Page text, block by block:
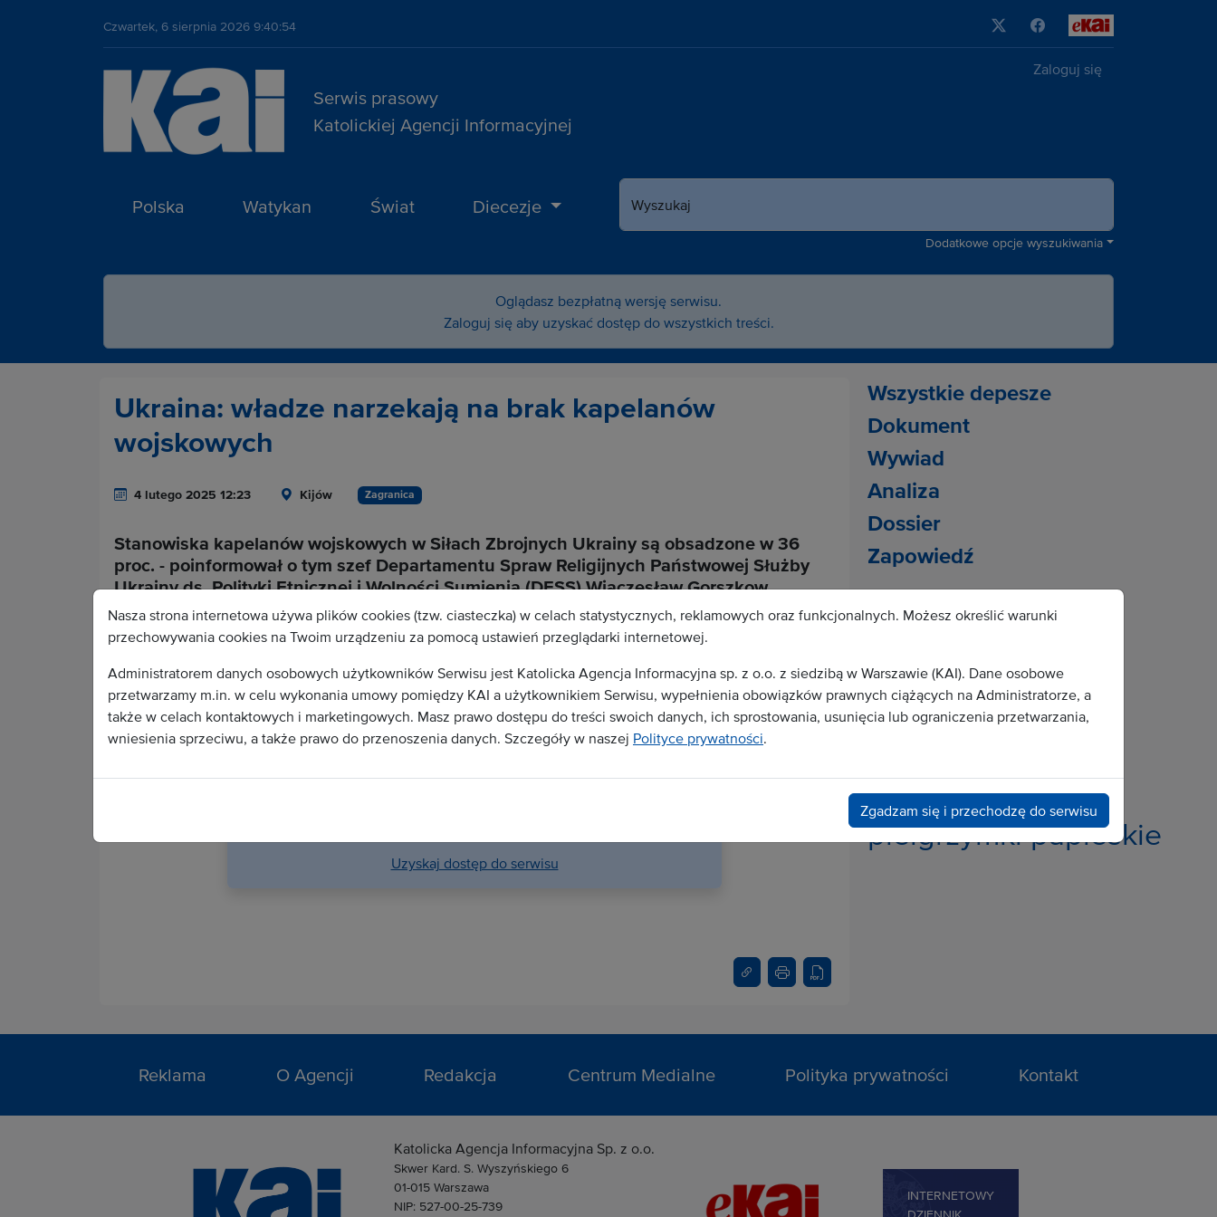
Czwartek, 6 sierpnia 2026 9:40:54
Serwis prasowy
Katolickiej Agencji Informacyjnej
Zaloguj się
Polska Watykan Świat Diecezje Wyszukaj
Dodatkowe opcje wyszukiwania
Oglądasz bezpłatną wersję serwisu.
Zaloguj się aby uzyskać dostęp do wszystkich treści.
Ukraina: władze narzekają na brak kapelanów
wojskowych
4 lutego 2025 12:23 Kijów Zagranica
Stanowiska kapelanów wojskowych w Siłach Zbrojnych Ukrainy są obsadzone w 36
proc. - poinformował o tym szef Departamentu Spraw Religijnych Państwowej Służby
Ukrainy ds. Polityki Etnicznej i Wolności Sumienia (DESS) Wiaczesław Gorszkow
podczas konferencji prasowej „Ramy regulacyjne kapelaństwa i porozumienia
międzywyznaniowego we współczesnej Ukrainie”, donosi agencja Ukrinform.
Cała treść depeszy dostępna jest dla zalogowanych użytkowników.
Warunki abonamentu
Aby stać się odbiorcą Serwisu należy podpisać stosowną umowę z
Uzyskaj dostęp do serwisu
Wszystkie depesze
Dokument
Wywiad
Analiza
Dossier
Zapowiedź
Popularne tematy:
bracia Senat Adwent
alkoholizmradio katolickie
świętoreligiaprawo
pielgrzymki papieskie
Nasza strona internetowa używa plików cookies (tzw. ciasteczka) w celach statystycznych, reklamowych oraz funkcjonalnych. Możesz określić warunki
przechowywania cookies na Twoim urządzeniu za pomocą ustawień przeglądarki internetowej.
Administratorem danych osobowych użytkowników Serwisu jest Katolicka Agencja Informacyjna sp. z o.o. z siedzibą w Warszawie (KAI). Dane osobowe
przetwarzamy m.in. w celu wykonania umowy pomiędzy KAI a użytkownikiem Serwisu, wypełnienia obowiązków prawnych ciążących na Administratorze, a
także w celach kontaktowych i marketingowych. Masz prawo dostępu do treści swoich danych, ich sprostowania, usunięcia lub ograniczenia przetwarzania,
wniesienia sprzeciwu, a także prawo do przenoszenia danych. Szczegóły w naszej Polityce prywatności
Zgadzam się i przechodzę do serwisu
Reklama O Agencji Redakcja Centrum Medialne Polityka prywatności Kontakt
Katolicka Agencja Informacyjna Sp. z o.o.
Skwer Kard. S. Wyszyńskiego 6
01-015 Warszawa
NIP: 527-00-25-739
INTERNETOWY
DZIENNIK